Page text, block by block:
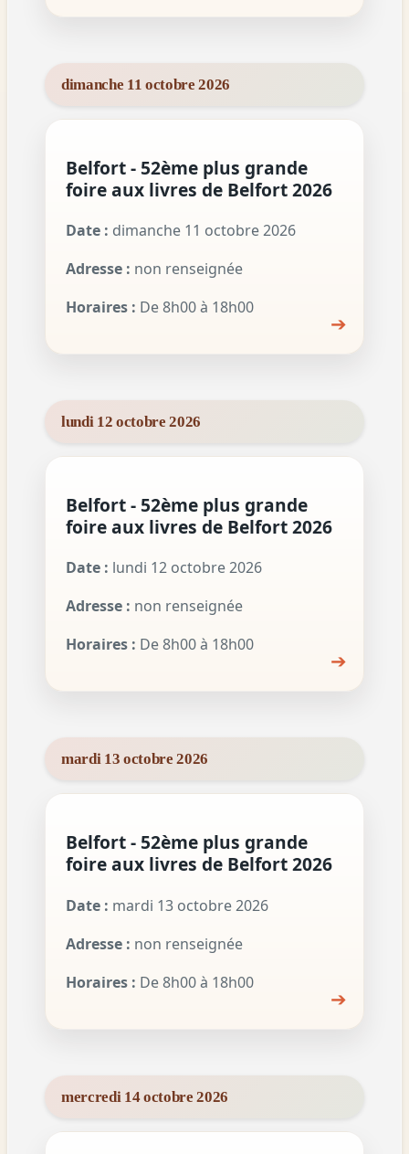
dimanche 11 octobre 2026
Belfort - 52ème plus grande
foire aux livres de Belfort 2026
Date : dimanche 11 octobre 2026
Adresse : non renseignée
Horaires : De 8h00 à 18h00
➔
lundi 12 octobre 2026
Belfort - 52ème plus grande
foire aux livres de Belfort 2026
Date : lundi 12 octobre 2026
Adresse : non renseignée
Horaires : De 8h00 à 18h00
➔
mardi 13 octobre 2026
Belfort - 52ème plus grande
foire aux livres de Belfort 2026
Date : mardi 13 octobre 2026
Adresse : non renseignée
Horaires : De 8h00 à 18h00
➔
mercredi 14 octobre 2026